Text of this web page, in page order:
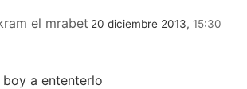
el mrabet 20 diciembre 2013, 15:30
boy a ententerlo